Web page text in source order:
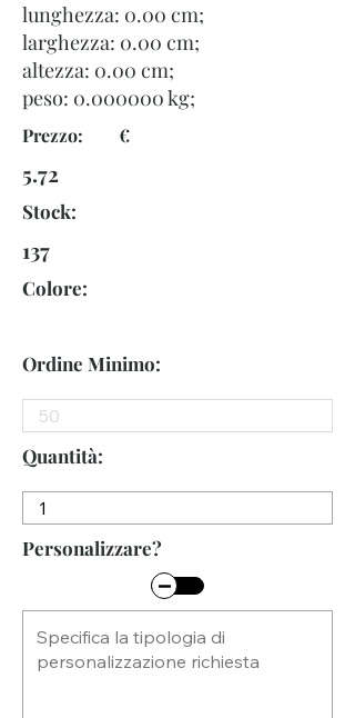
lunghezza: 0.00 cm;
larghezza: 0.00 cm;
altezza: 0.00 cm;
peso: 0.000000kg;
Prezzo: €
5.72
Stock:
137
Colore:
Ordine Minimo:
Quantità:
Personalizzare?